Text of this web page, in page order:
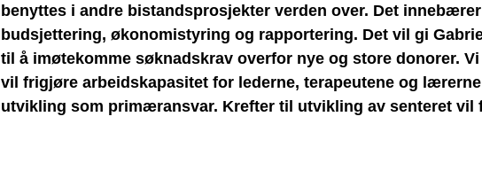
benyttes i andre bistandsprosjekter verden over. Det
budsjettering, økonomistyring og rapportering. Det vil gi
til å imøtekomme søknadskrav overfor nye og store donorer.
vil frigjøre arbeidskapasitet for lederne, terapeutene og
utvikling som primæransvar. Krefter til utvikling av senteret vil